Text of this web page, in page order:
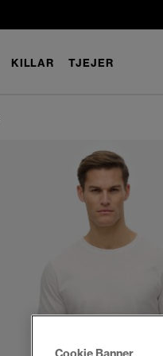
KILLAR TJEJER